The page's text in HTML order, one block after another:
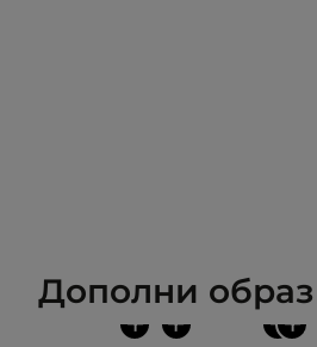
Дополни образ
+
+ +
+